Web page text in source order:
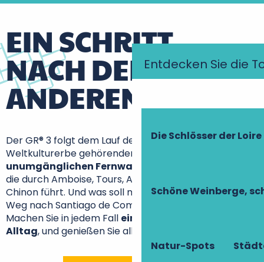
Entdecken Sie die
Die Schlösser der Loire
Schöne Weinberge,
Natur-Spots
EIN SCHRITT
NACH DEM
ANDEREN
Der GR® 3 folgt dem Lauf der Loire innerhalb des zum
Weltkulturerbe gehörenden Gebiets und ist
unumgänglichen Fernwanderrouten Frankreichs
die durch Amboise, Tours, Azay-le-Rideau oder auch
Chinon führt. Und was soll man über den legendären
Weg nach Santiago de Compostela (GR® 655) sagen?
Machen Sie in jedem Fall einen Schritt weg vom
Alltag, und genießen Sie alle Reize der Touraine!